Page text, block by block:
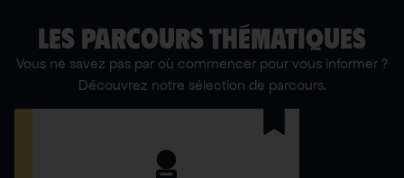
LES PARCOURS THÉMATIQUES
Vous ne savez pas par où commencer pour vous informer ?
Découvrez notre sélection de parcours.